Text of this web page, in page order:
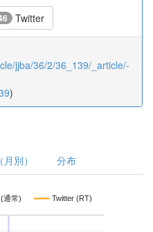
Twitter
jjba/36/2/36_139/_article/-
)
別） 分布
通常) Twitter (RT)